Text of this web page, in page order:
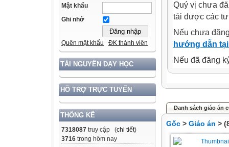
Mật khẩu
Ghi nhớ
Quên mật khẩu ĐK thành viên
TÀI NGUYÊN DẠY HỌC
HỖ TRỢ TRỰC TUYẾN
THỐNG KÊ
7318087 truy cập (chi tiết)
3716 trong hôm nay
Quý vị chưa
tải được các
Nếu chưa
hướng dẫn
Nếu đã đăng
Danh sách giáo án
Gốc > Giáo án >